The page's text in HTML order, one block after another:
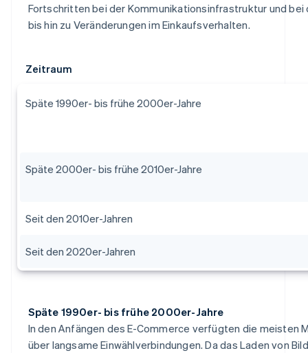
Fortschritten bei der Kommunikationsinfrastruktur und bei
bis hin zu Veränderungen im Einkaufsverhalten.
Zeitraum
Späte 1990er- bis frühe 2000er-Jahre
Späte 2000er- bis frühe 2010er-Jahre
Seit den 2010er-Jahren
Seit den 2020er-Jahren
Späte 1990er- bis frühe 2000er-Jahre
In den Anfängen des E-Commerce verfügten die meisten
über langsame Einwählverbindungen. Da das Laden von